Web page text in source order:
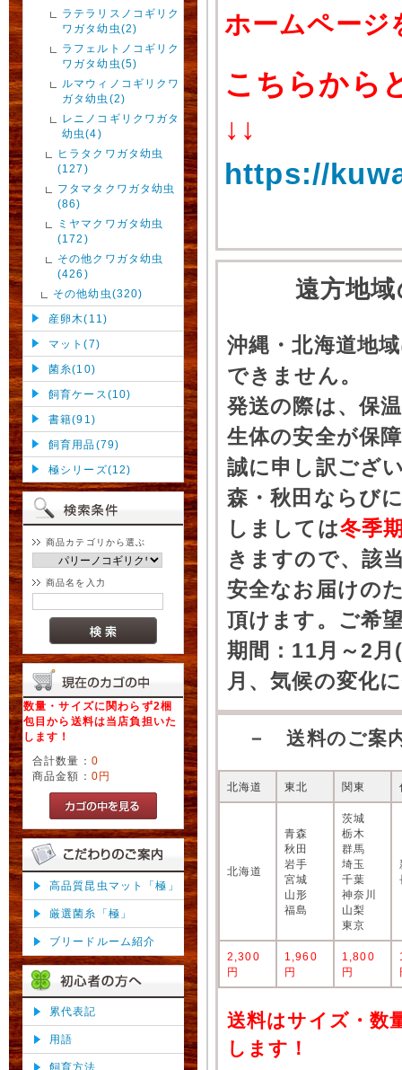
ラテラリスノコギリク
ワガタ幼虫(2)
ラフェルトノコギリク
ワガタ幼虫(5)
ルマウィノコギリクワ
ガタ幼虫(2)
レニノコギリクワガタ
幼虫(4)
ヒラタクワガタ幼虫
(127)
フタマタクワガタ幼虫
(86)
ミヤマクワガタ幼虫
(172)
その他クワガタ幼虫
(426)
その他幼虫(320)
産卵木(11)
マット(7)
菌糸(10)
飼育ケース(10)
書籍(91)
飼育用品(79)
極シリーズ(12)
商品カテゴリから選ぶ
商品名を入力
数量・サイズに関わらず2梱
包目から送料は当店負担いた
します！
合計数量： 0
商品金額： 0円
高品質昆虫マット「極」
厳選菌糸「極」
ブリードルーム紹介
累代表記
用語
飼育方法
ホームページ
こちらから
↓↓
https://
遠方地
沖縄・北海道地
できません。
発送の際は、保
生体の安全が保
誠に申し訳ござ
森・秋田ならび
しましては冬季
きますので、該
安全なお届けの
頂けます。ご希
期間：11月～2
月、気候の変化
－ 送料のご案
北海道 東北 関東
北海道
青森
秋田
岩手
宮城
山形
福島
茨城
栃木
群馬
埼玉
千葉
神奈川
山梨
東京
2,300
円
1,960
円
1,800
円
送料はサイズ・数
します！